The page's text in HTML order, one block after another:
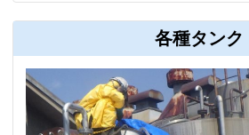
各種タンク